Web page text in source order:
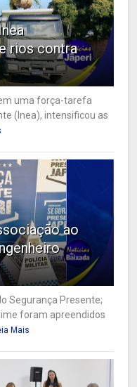
rios contra
uma força-tarefa
(Inea), intensificou as
ao
Segurança Presente;
foram apreendidos
Mais